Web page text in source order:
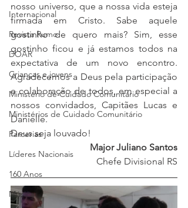
Internacional
Revista Rumo
DOAR
Crianças e jovens
Ministério de Cuidado Comunitário
Ministérios de Cuidado Comunitário
Parcerias
Líderes Nacionais
160 Anos
Música
nosso universo, que a nossa vida esteja
firmada em Cristo. Sabe aquele
gostinho de quero mais? Sim, esse
gostinho ficou e já estamos todos na
expectativa de um novo encontro.
Agradecemos a Deus pela participação
e colaboração de todos, em especial a
nossos convidados, Capitães Lucas e
Danielle.
Deus seja louvado!
Major Juliano Santos
Chefe Divisional RS